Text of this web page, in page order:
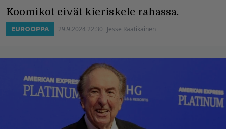
Koomikot eivät kieriskele rahassa.
EUROOPPA 29.9.2024 22:30 Jesse Raatikainen